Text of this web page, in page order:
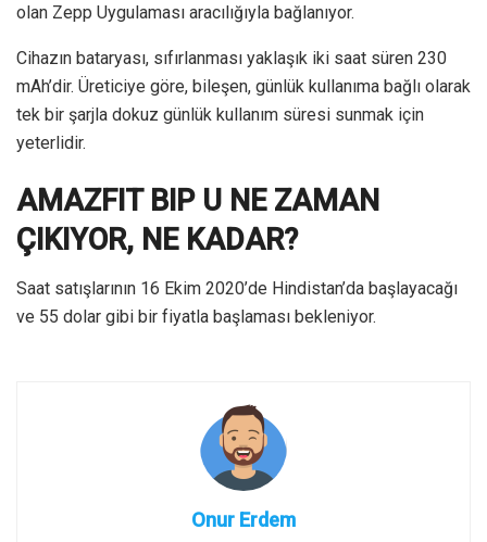
olan Zepp Uygulaması aracılığıyla bağlanıyor.
Cihazın bataryası, sıfırlanması yaklaşık iki saat süren 230
mAh’dir. Üreticiye göre, bileşen, günlük kullanıma bağlı olarak
tek bir şarjla dokuz günlük kullanım süresi sunmak için
yeterlidir.
AMAZFIT BIP U NE ZAMAN
ÇIKIYOR, NE KADAR?
Saat satışlarının 16 Ekim 2020’de Hindistan’da başlayacağı
ve 55 dolar gibi bir fiyatla başlaması bekleniyor.
Onur Erdem